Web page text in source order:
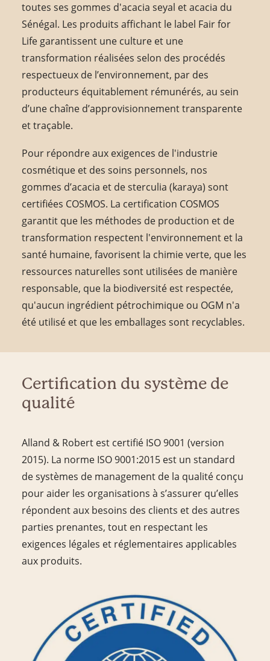
toutes ses gommes d'acacia seyal et acacia du
Sénégal. Les produits affichant le label Fair for
Life garantissent une culture et une
transformation réalisées selon des procédés
respectueux de l’environnement, par des
producteurs équitablement rémunérés, au sein
d’une chaîne d’approvisionnement transparente
et traçable.
Pour répondre aux exigences de l'industrie
cosmétique et des soins personnels, nos
gommes d’acacia et de sterculia (karaya) sont
certifiées COSMOS. La certification COSMOS
garantit que les méthodes de production et de
transformation respectent l'environnement et la
santé humaine, favorisent la chimie verte, que les
ressources naturelles sont utilisées de manière
responsable, que la biodiversité est respectée,
qu'aucun ingrédient pétrochimique ou OGM n'a
été utilisé et que les emballages sont recyclables.
Certification du système de
qualité
Alland & Robert est certifié ISO 9001 (version
2015). La norme ISO 9001:2015 est un standard
de systèmes de management de la qualité conçu
pour aider les organisations à s’assurer qu’elles
répondent aux besoins des clients et des autres
parties prenantes, tout en respectant les
exigences légales et réglementaires applicables
aux produits.